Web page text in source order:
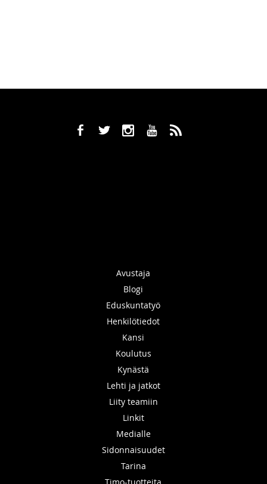
b a x r ,
Avustaja
Blogi
Eduskuntatyö
Henkilötiedot
Kansi
Koulutus
Kynästä
Lehti ja jatkot
Liity teamiin
Linkit
Medialle
Sidonnaisuudet
Tarina